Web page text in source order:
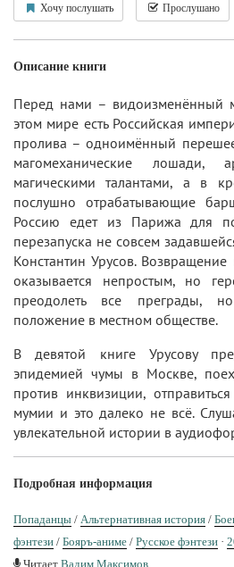
Хочу послушать Прослушано
Описание книги
Перед нами – видоизменённый
этом мире есть Российская
пролива – одноимённый
магомеханические лошади,
магическими талантами, а в
послушно отрабатывающие
Россию едет из Парижа для
перезапуска не совсем
Константин Урусов.
оказывается непростым, но
преодолеть все преграды,
положение в местном обществе.
В девятой книге Урусову
эпидемией чумы в Москве,
против инквизиции,
мумии и это далеко не всё.
увлекательной истории в
Подробная информация
Попаданцы / Альтернативная история /
фэнтези / Бояръ-аниме / Русское фэнтези ·
Читает Вадим Максимов